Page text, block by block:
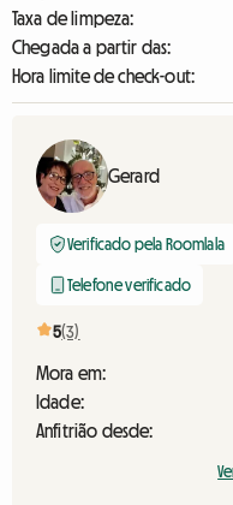
Taxa de limpeza:
Chegada a partir das:
Hora limite de check-out:
Gerard
Verificado pela Roomlala
Telefone verificado
5(3)
Mora em:
Idade:
Anfitrião desde: